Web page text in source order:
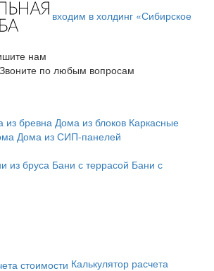
входим в холдинг «Сибирское
нам
Звоните по любым вопросам
из бревна Дома из блоков Каркасные
Дома из СИП-панелей
из бруса Бани с террасой Бани с
Калькулятор расчета